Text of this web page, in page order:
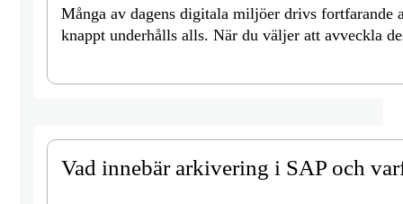
Många av dagens digitala miljöer drivs fortfarande
knappt underhålls alls. När du väljer att avveckla
Vad innebär arkivering i SAP och